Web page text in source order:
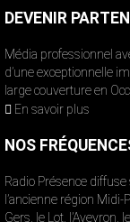
DEVENIR
Média professionnel
d’une exceptionnelle
large couverture en
En savoir plus
NOS
Radio Présence
l’ancienne région
Gers, le Lot, l’Aveyron,